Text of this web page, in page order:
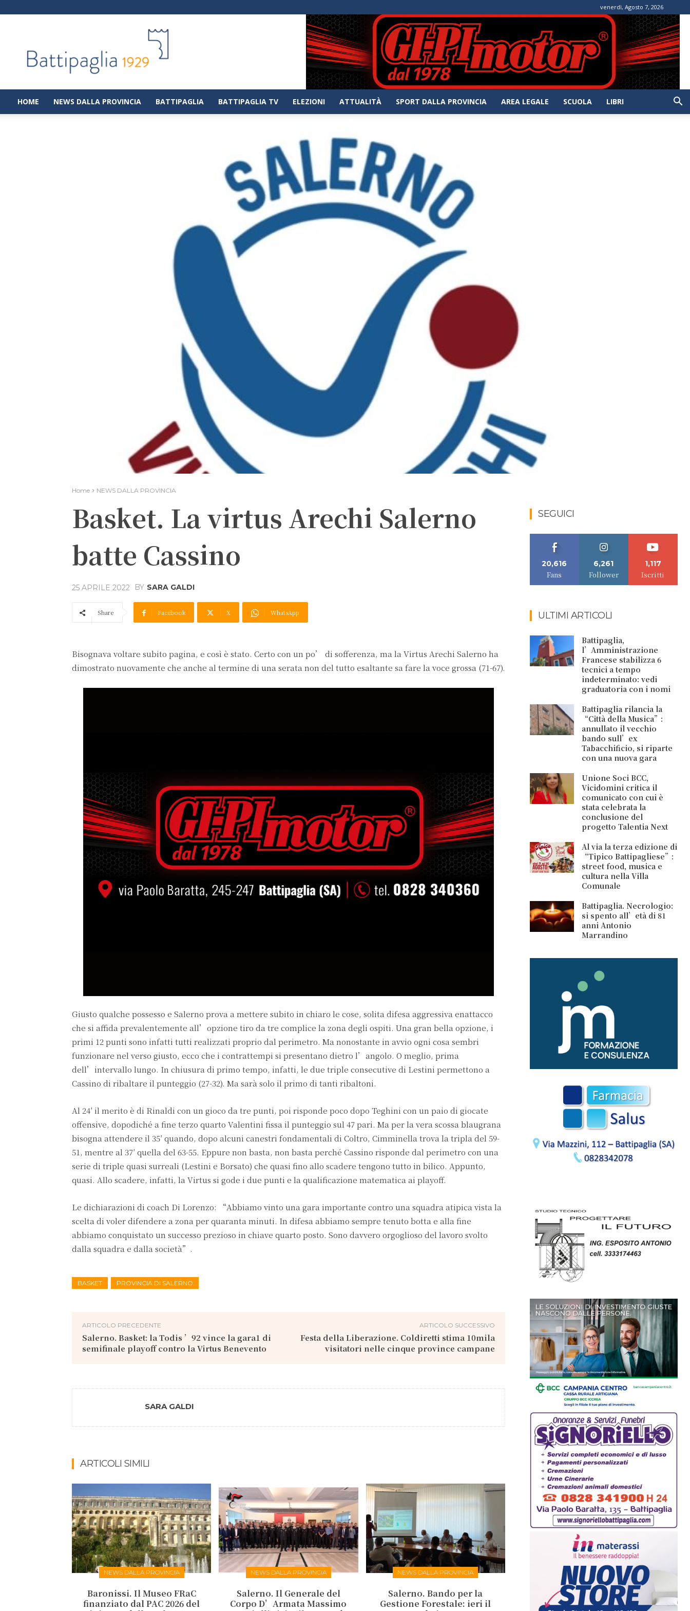
venerdì, Agosto 7, 2026
|
Notizie
dalla
città
di
HOME NEWS DALLA PROVINCIA BATTIPAGLIA BATTIPAGLIA TV ELEZIONI ATTUALITÀ SPORT DALLA PROVINCIA AREA LEGALE SCUOLA LIBRI
Home NEWS DALLA PROVINCIA
Basket. La virtus Arechi Salerno
batte Cassino
25 APRILE 2022 BY SARA GALDI
Share Facebook X WhatsApp
Bisognava voltare subito pagina, e così è stato. Certo con un po’ di sofferenza, ma la Virtus Arechi Salerno ha
dimostrato nuovamente che anche al termine di una serata non del tutto esaltante sa fare la voce grossa (71-67).
Giusto qualche possesso e Salerno prova a mettere subito in chiaro le cose, solita difesa aggressiva enattacco
che si affida prevalentemente all’opzione tiro da tre complice la zona degli ospiti. Una gran bella opzione, i
primi 12 punti sono infatti tutti realizzati proprio dal perimetro. Ma nonostante in avvio ogni cosa sembri
funzionare nel verso giusto, ecco che i contrattempi si presentano dietro l’angolo. O meglio, prima
dell’intervallo lungo. In chiusura di primo tempo, infatti, le due triple consecutive di Lestini permettono a
Cassino di ribaltare il punteggio (27-32). Ma sarà solo il primo di tanti ribaltoni.
Al 24′ il merito è di Rinaldi con un gioco da tre punti, poi risponde poco dopo Teghini con un paio di giocate
offensive, dopodiché a fine terzo quarto Valentini fissa il punteggio sul 47 pari. Ma per la vera scossa blaugrana
bisogna attendere il 35′ quando, dopo alcuni canestri fondamentali di Coltro, Cimminella trova la tripla del 59-
51, mentre al 37′ quella del 63-55. Eppure non basta, non basta perché Cassino risponde dal perimetro con una
serie di triple quasi surreali (Lestini e Borsato) che quasi fino allo scadere tengono tutto in bilico. Appunto,
quasi. Allo scadere, infatti, la Virtus si gode i due punti e la qualificazione matematica ai playoff.
Le dichiarazioni di coach Di Lorenzo: “Abbiamo vinto una gara importante contro una squadra atipica vista la
scelta di voler difendere a zona per quaranta minuti. In difesa abbiamo sempre tenuto botta e alla fine
abbiamo conquistato un successo prezioso in chiave quarto posto. Sono davvero orgoglioso del lavoro svolto
dalla squadra e dalla società”.
BASKET PROVINCIA DI SALERNO
ARTICOLO PRECEDENTE
Salerno. Basket: la Todis ’92 vince la gara1 di
semifinale playoff contro la Virtus Benevento
ARTICOLO SUCCESSIVO
Festa della Liberazione. Coldiretti stima 10mila
visitatori nelle cinque province campane
SARA GALDI
ARTICOLI SIMILI
NEWS DALLA PROVINCIA
Baronissi. Il Museo FRaC
finanziato dal PAC 2026 del
NEWS DALLA PROVINCIA
Salerno. Il Generale del
Corpo D’Armata Massimo
NEWS DALLA PROVINCIA
Salerno. Bando per la
Gestione Forestale: ieri il
SEGUICI
20,616
Fans
6,261
Follower
1,117
Iscritti
ULTIMI ARTICOLI
Battipaglia,
l’Amministrazione
Francese stabilizza 6
tecnici a tempo
indeterminato: vedi
graduatoria con i nomi
Battipaglia rilancia la
“Città della Musica”:
annullato il vecchio
bando sull’ex
Tabacchificio, si riparte
con una nuova gara
Unione Soci BCC,
Vicidomini critica il
comunicato con cui è
stata celebrata la
conclusione del
progetto Talentia Next
Al via la terza edizione di
“Tipico Battipagliese”:
street food, musica e
cultura nella Villa
Comunale
Battipaglia. Necrologio:
si spento all’età di 81
anni Antonio
Marrandino